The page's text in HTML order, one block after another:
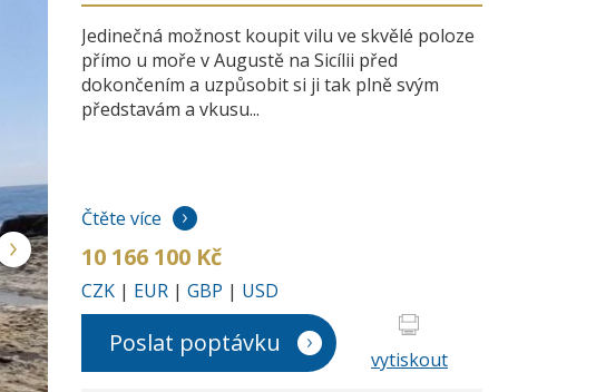
Jedinečná možnost koupit vilu ve skvělé poloze
přímo u moře v Augustě na Sicílii před
dokončením a uzpůsobit si ji tak plně svým
představám a vkusu...
Čtěte více
10 166 100 Kč
CZK | EUR | GBP | USD
Poslat poptávku
vytiskout